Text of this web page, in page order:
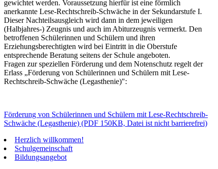
gewichtet werden. Voraussetzung hierfür ist eine förmlich
anerkannte Lese-Rechtschreib-Schwäche in der Sekundarstufe I.
Dieser Nachteilsausgleich wird dann in dem jeweiligen
(Halbjahres-) Zeugnis und auch im Abiturzeugnis vermerkt. Den
betroffenen Schülerinnen und Schülern und ihren
Erziehungsberechtigten wird bei Eintritt in die Oberstufe
entsprechende Beratung seitens der Schule angeboten.
Fragen zur speziellen Förderung und dem Notenschutz regelt der
Erlass „Förderung von Schülerinnen und Schülern mit Lese-
Rechtschreib-Schwäche (Legasthenie)":
Förderung von Schülerinnen und Schülern mit Lese-Rechtschreib-
Schwäche (Legasthenie) (PDF 150KB, Datei ist nicht barrierefrei)
Herzlich willkommen!
Schulgemeinschaft
Bildungsangebot